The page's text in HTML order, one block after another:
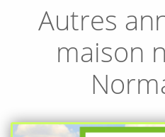
Autres
maison